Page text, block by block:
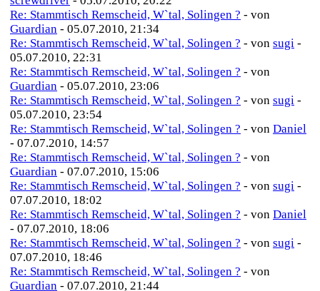
Re: Stammtisch Remscheid, W`tal, Solingen ? - von
Guardian - 05.07.2010, 21:34
Re: Stammtisch Remscheid, W`tal, Solingen ? - von sugi -
05.07.2010, 22:31
Re: Stammtisch Remscheid, W`tal, Solingen ? - von
Guardian - 05.07.2010, 23:06
Re: Stammtisch Remscheid, W`tal, Solingen ? - von sugi -
05.07.2010, 23:54
Re: Stammtisch Remscheid, W`tal, Solingen ? - von Daniel
- 07.07.2010, 14:57
Re: Stammtisch Remscheid, W`tal, Solingen ? - von
Guardian - 07.07.2010, 15:06
Re: Stammtisch Remscheid, W`tal, Solingen ? - von sugi -
07.07.2010, 18:02
Re: Stammtisch Remscheid, W`tal, Solingen ? - von Daniel
- 07.07.2010, 18:06
Re: Stammtisch Remscheid, W`tal, Solingen ? - von sugi -
07.07.2010, 18:46
Re: Stammtisch Remscheid, W`tal, Solingen ? - von
Guardian - 07.07.2010, 21:44